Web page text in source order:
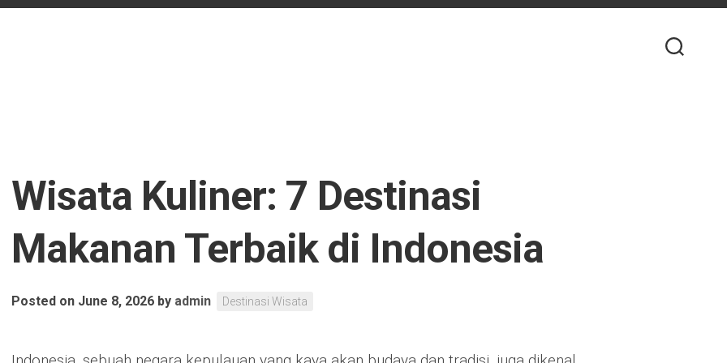
Wisata Kuliner: 7 Destinasi
Makanan Terbaik di Indonesia
Posted on June 8, 2026 by admin Destinasi Wisata